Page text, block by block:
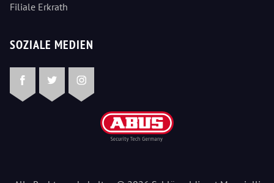
Filiale Erkrath
SOZIALE MEDIEN
FacebookTwitterInstagram